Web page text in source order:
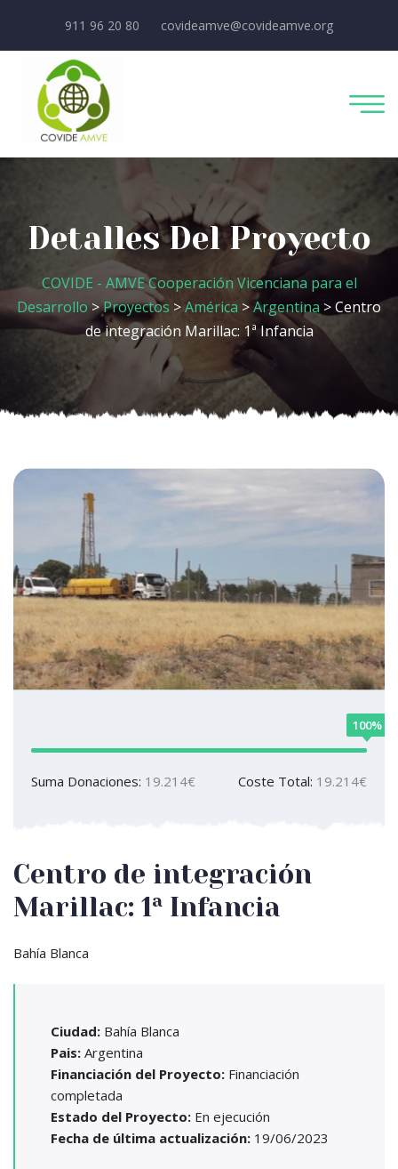
911 96 20 80 covideamve@covideamve.org
Detalles Del Proyecto
COVIDE - AMVE Cooperación Vicenciana para el
Desarrollo >Proyectos >América >Argentina > Centro
de integración Marillac: 1ª Infancia
100%
Suma Donaciones: 19.214€ Coste Total: 19.214€
Centro de integración
Marillac: 1ª Infancia
Bahía Blanca
Ciudad: Bahía Blanca
Pais: Argentina
Financiación del Proyecto: Financiación
completada
Estado del Proyecto: En ejecución
Fecha de última actualización: 19/06/2023